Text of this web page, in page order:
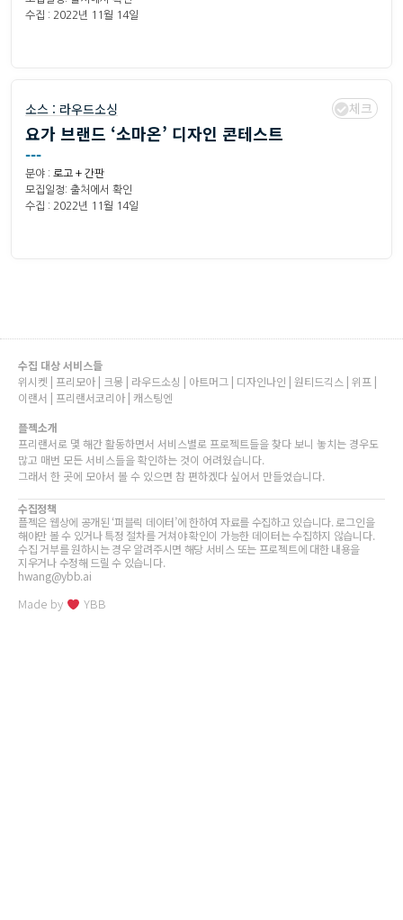
수집 : 2022년 11월 14일
소스 : 라우드소싱 체크
요가 브랜드 ‘소마온’ 디자인 콘테스트
---
분야 : 로고 + 간판
모집일정: 출처에서 확인
수집 : 2022년 11월 14일
수집 대상 서비스들
위시켓 | 프리모아 | 크몽 | 라우드소싱 | 아트머그 | 디자인나인 | 원티드긱스 | 위프 |
이랜서 | 프리랜서코리아 | 캐스팅엔
플젝소개
프리랜서로 몇 해간 활동하면서 서비스별로 프로젝트들을 찾다 보니 놓치는 경우도
많고 매번 모든 서비스들을 확인하는 것이 어려웠습니다.
그래서 한 곳에 모아서 볼 수 있으면 참 편하겠다 싶어서 만들었습니다.
수집정책
플젝은 웹상에 공개된 ‘퍼블릭 데이터’에 한하여 자료를 수집하고 있습니다. 로그인을
해야만 볼 수 있거나 특정 절차를 거쳐야 확인이 가능한 데이터는 수집하지 않습니다.
수집 거부를 원하시는 경우 알려주시면 해당 서비스 또는 프로젝트에 대한 내용을
지우거나 수정해 드릴 수 있습니다.
hwang@ybb.ai
Made by YBB